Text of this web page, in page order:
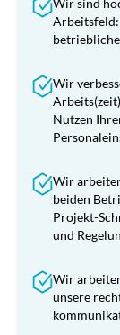
Wir sind
Arbeitsfeld:
Wir
Nutzen
Wir
beiden
Projekt-
und
Wir
unsere